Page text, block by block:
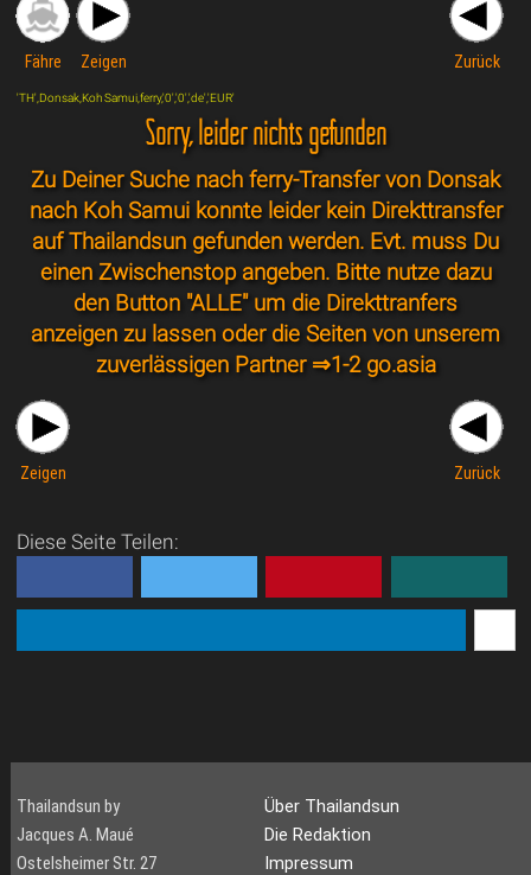
Fähre Zeigen Zurück
'TH',Donsak,Koh Samui,ferry,'0','0','de','EUR'
Sorry, leider nichts gefunden
Zu Deiner Suche nach ferry-Transfer von Donsak
nach Koh Samui konnte leider kein Direkttransfer
auf Thailandsun gefunden werden. Evt. muss Du
einen Zwischenstop angeben. Bitte nutze dazu
den Button "ALLE" um die Direkttranfers
anzeigen zu lassen oder die Seiten von unserem
zuverlässigen Partner ⇒1-2 go.asia
Zeigen Zurück
Diese Seite Teilen:
Thailandsun by
Jacques A. Maué
Ostelsheimer Str. 27
Über Thailandsun
Die Redaktion
Impressum